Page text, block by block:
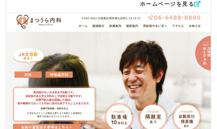
SEO対策では「いのうえファミリークリニック」「那珂川
市 片縄 内科・循環器内科」を軸に、地域名と診療科目を
明確化したタイトル・ディスクリプションを設計していま
全体として、一般内科、循環器内科、糖尿病・内分泌内
科、呼吸器内科を包括する“ファミリークリニック”とし
て、専門性とやさしさを両立させたホームページに仕上げ
ています。
た。完治を目指す急性期の病気から、慢性疾患の継続支
援、予防で避けられる病気までを一つのストーリーとして
整理し、患者様が「ここなら相談できる」と感じられる言
葉選びと情報配置を徹底しています。呼吸器疾患を得意分
野とする背景も、専門性の押し出しに偏らず、安心感につ
ながる説明として丁寧に表現しました。
デザイン面では、絵本のような世界観で長崎市の街並みや
自然をやさしく描写し、淡い色調で不安を和らげるトーン
に統一しました。医療サイトにありがちな硬さを抑えつ
つ、視認性の高い文字設計で必要情報が確実に届くバラン
スを意識しています。
コンテンツ面では、在宅医療の価値が直感的に伝わるよう
ホームページを見る